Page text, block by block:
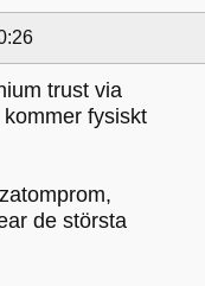
trust via
fysiskt
de största